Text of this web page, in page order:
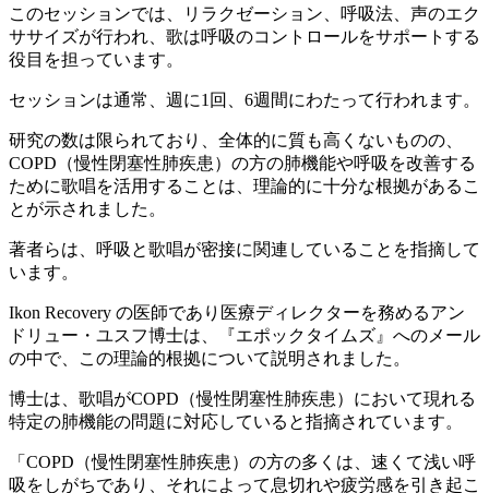
このセッションでは、リラクゼーション、呼吸法、声のエク
ササイズが行われ、歌は呼吸のコントロールをサポートする
役目を担っています。
セッションは通常、週に1回、6週間にわたって行われます。
研究の数は限られており、全体的に質も高くないものの、
COPD（慢性閉塞性肺疾患）の方の肺機能や呼吸を改善する
ために歌唱を活用することは、理論的に十分な根拠があるこ
とが示されました。
著者らは、呼吸と歌唱が密接に関連していることを指摘して
います。
Ikon Recovery の医師であり医療ディレクターを務めるアン
ドリュー・ユスフ博士は、『エポックタイムズ』へのメール
の中で、この理論的根拠について説明されました。
博士は、歌唱がCOPD（慢性閉塞性肺疾患）において現れる
特定の肺機能の問題に対応していると指摘されています。
「COPD（慢性閉塞性肺疾患）の方の多くは、速くて浅い呼
吸をしがちであり、それによって息切れや疲労感を引き起こ